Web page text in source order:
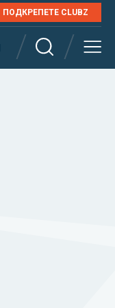
ПОДКРЕПЕТЕ CLUBZ